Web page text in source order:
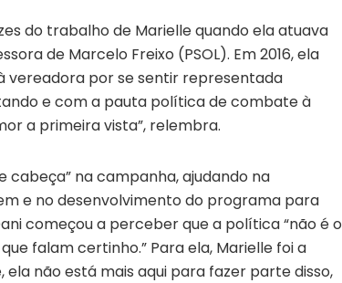
do trabalho de Marielle quando ela atuava
de Marcelo Freixo (PSOL). Em 2016, ela
por se sentir representada
e com a pauta política de combate à
a primeira vista”, relembra.
cabeça” na campanha, ajudando na
e no desenvolvimento do programa para
começou a perceber que a política “não é o
falam certinho.” Para ela, Marielle foi a
não está mais aqui para fazer parte disso,